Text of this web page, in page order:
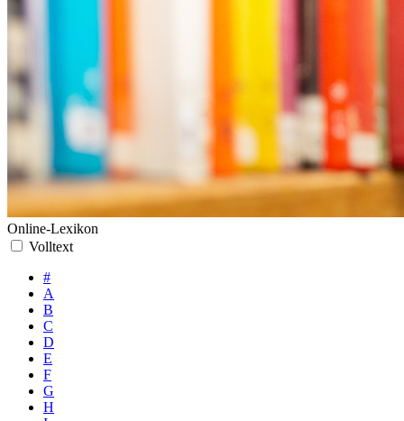
Online-Lexikon
Volltext
#
A
B
C
D
E
F
G
H